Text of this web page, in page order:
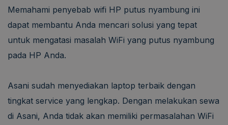
Memahami penyebab wifi HP putus nyambung ini
dapat membantu Anda mencari solusi yang tepat
untuk mengatasi masalah WiFi yang putus nyambung
pada HP Anda.
Asani sudah menyediakan laptop terbaik dengan
tingkat service yang lengkap. Dengan melakukan sewa
di Asani, Anda tidak akan memiliki permasalahan WiFi